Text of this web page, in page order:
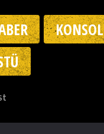
KONSOL